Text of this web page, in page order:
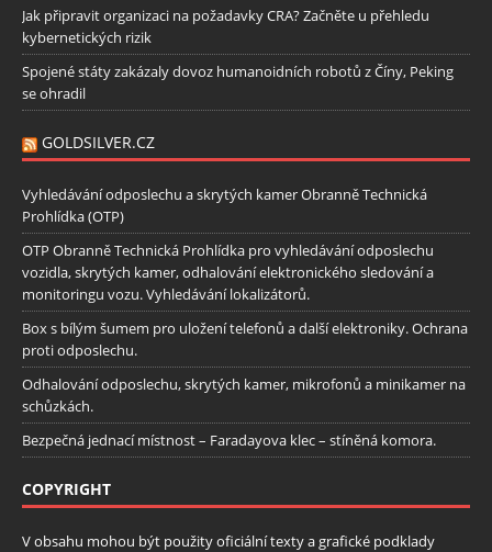
Jak připravit organizaci na požadavky CRA? Začněte u přehledu
kybernetických rizik
Spojené státy zakázaly dovoz humanoidních robotů z Číny, Peking
se ohradil
GOLDSILVER.CZ
Vyhledávání odposlechu a skrytých kamer Obranně Technická
Prohlídka (OTP)
OTP Obranně Technická Prohlídka pro vyhledávání odposlechu
vozidla, skrytých kamer, odhalování elektronického sledování a
monitoringu vozu. Vyhledávání lokalizátorů.
Box s bílým šumem pro uložení telefonů a další elektroniky. Ochrana
proti odposlechu.
Odhalování odposlechu, skrytých kamer, mikrofonů a minikamer na
schůzkách.
Bezpečná jednací místnost – Faradayova klec – stíněná komora.
COPYRIGHT
V obsahu mohou být použity oficiální texty a grafické podklady